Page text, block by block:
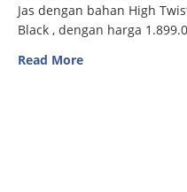
Jas dengan bahan High
Black , dengan harga
Read More